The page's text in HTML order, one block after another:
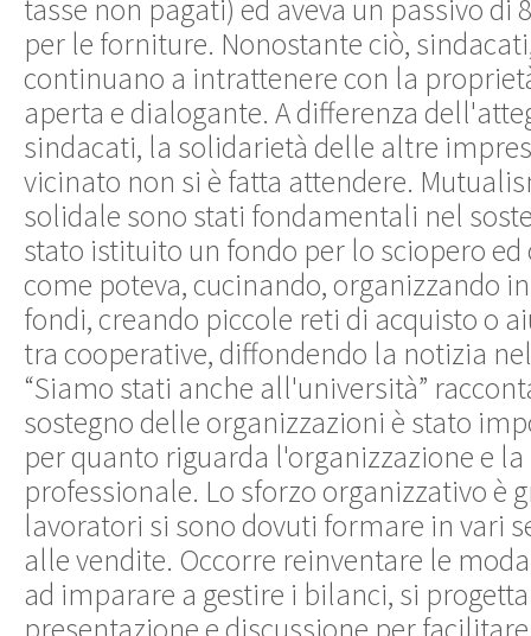
tasse non pagati) ed aveva un passivo di
per le forniture. Nonostante ciò,
continuano a intrattenere con la
aperta e dialogante. A differenza
sindacati, la solidarietà delle altre
vicinato non si è fatta attendere.
solidale sono stati fondamentali nel
stato istituito un fondo per lo sciopero
come poteva, cucinando, organizzando
fondi, creando piccole reti di acquisto o
tra cooperative, diffondendo la notizia
“Siamo stati anche all'università”
sostegno delle organizzazioni è stato
per quanto riguarda l'organizzazione e
professionale. Lo sforzo organizzativo è
lavoratori si sono dovuti formare in vari
alle vendite. Occorre reinventare le
ad imparare a gestire i bilanci, si